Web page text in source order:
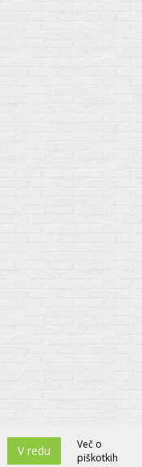
V redu
Več o
piškotkih